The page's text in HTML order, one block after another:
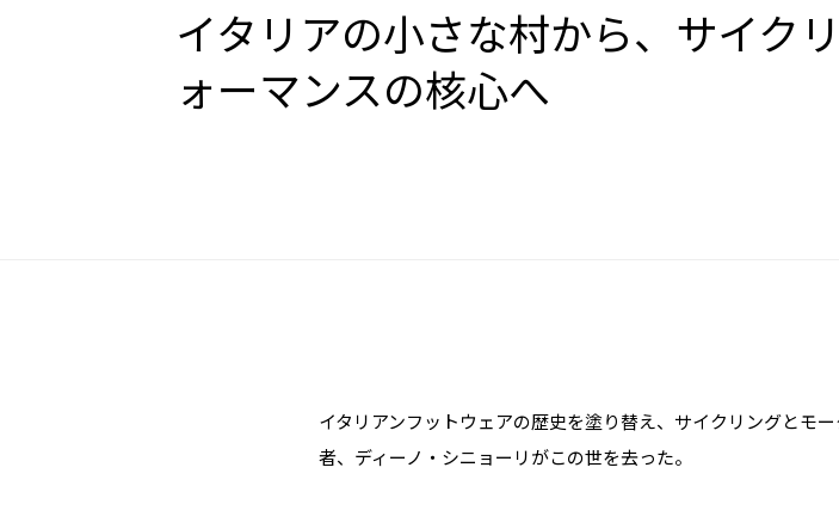
イタリアの小さな村から、サイク
ォーマンスの核心へ
イタリアンフットウェアの歴史を塗り替え、サイクリングとモ
者、ディーノ・シニョーリがこの世を去った。